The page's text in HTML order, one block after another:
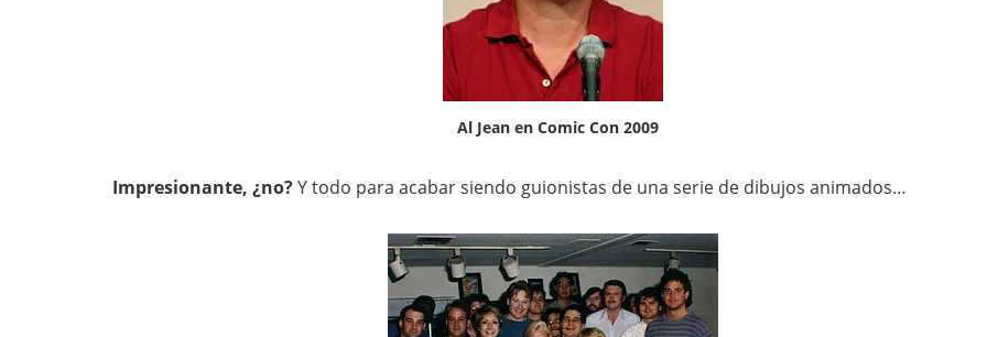
Al Jean en Comic Con 2009
Impresionante, ¿no?Y todo para acabar siendo guionistas de una serie de dibujos animados…